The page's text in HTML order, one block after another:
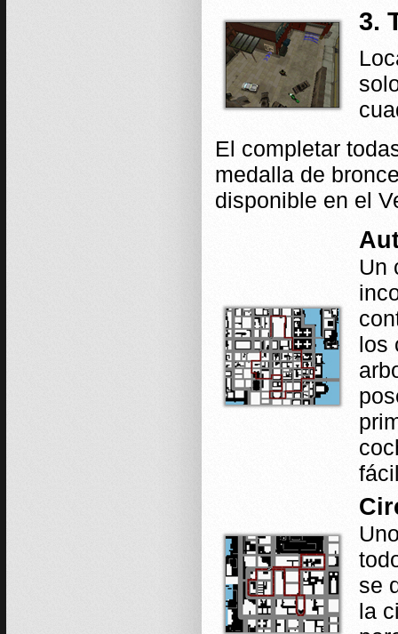
3.
El completar
medalla de
disponible en el
Un
los
se
la